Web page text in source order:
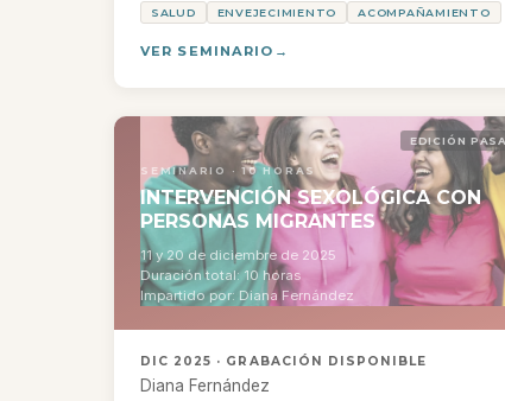
SALUD ENVEJECIMIENTO ACOMPAÑAMIENTO
VER SEMINARIO
EDICIÓN
SEMINARIO · 10 HORAS
INTERVENCIÓN SEXOLÓGICA CON
PERSONAS MIGRANTES
11 y 20 de diciembre de 2025
Duración total: 10 horas
Impartido por: Diana Fernández
DIC 2025 · GRABACIÓN DISPONIBLE
Diana Fernández